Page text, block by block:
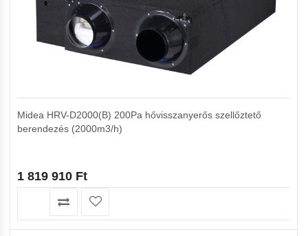
Midea HRV-D2000(B) 200Pa hővisszanyerős szellőztető
berendezés (2000m3/h)
1 819 910 Ft